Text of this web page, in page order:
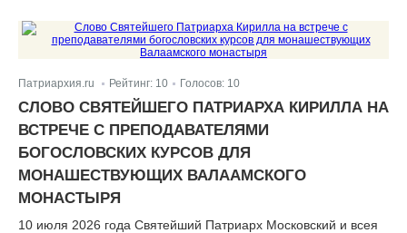
Патриархия.ru | Рейтинг: 10 Голосов: 10
СЛОВО СВЯТЕЙШЕГО ПАТРИАРХА КИРИЛЛА НА
ВСТРЕЧЕ С ПРЕПОДАВАТЕЛЯМИ
БОГОСЛОВСКИХ КУРСОВ ДЛЯ
МОНАШЕСТВУЮЩИХ ВАЛААМСКОГО
МОНАСТЫРЯ
10 июля 2026 года Святейший Патриарх Московский и всея